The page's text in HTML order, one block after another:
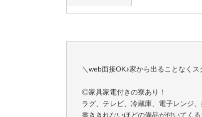
＼web面接OK♪家から出ることなくス
◎家具家電付きの寮あり！
ラグ、テレビ、冷蔵庫、電子レンジ
書ききれないほどの備品が付いてく